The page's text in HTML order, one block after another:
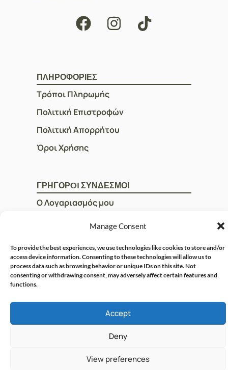
Manage Consent
To provide the best experiences, we use technologies like cookies to store and/or
access device information. Consenting to these technologies will allow us to
process data such as browsing behavior or unique IDs on this site. Not
consenting or withdrawing consent, may adversely affect certain features and
functions.
Accept
Deny
View preferences
ΠΛΗΡΟΦΟΡΙΕΣ
Τρόποι Πληρωμής
Πολιτική Επιστροφών
Πολιτική Απορρήτου
Όροι Χρήσης
ΓΡΗΓΟΡOI ΣΥΝΔΕΣΜΟΙ
Ο Λογαριασμός μου
© CRISPHARMACY.GR -
COPYRIGHT 2026
CRAFTED WITH ♡ BY